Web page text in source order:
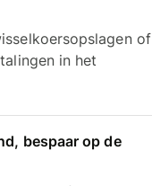
of
in het
bespaar op de